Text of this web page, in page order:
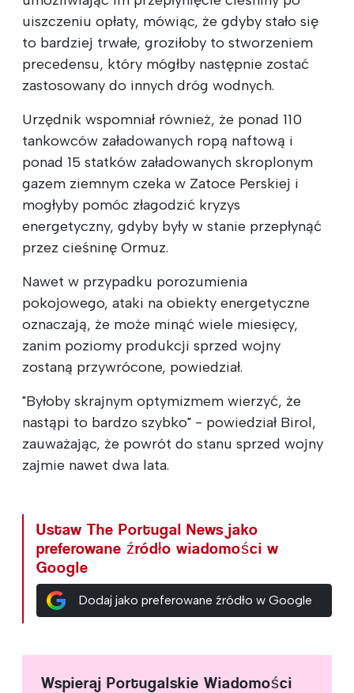
uiszczeniu opłaty, mówiąc, że gdyby stało się
to bardziej trwałe, groziłoby to stworzeniem
precedensu, który mógłby następnie zostać
zastosowany do innych dróg wodnych.
Urzędnik wspomniał również, że ponad 110
tankowców załadowanych ropą naftową i
ponad 15 statków załadowanych skroplonym
gazem ziemnym czeka w Zatoce Perskiej i
mogłyby pomóc złagodzić kryzys
energetyczny, gdyby były w stanie przepłynąć
przez cieśninę Ormuz.
Nawet w przypadku porozumienia
pokojowego, ataki na obiekty energetyczne
oznaczają, że może minąć wiele miesięcy,
zanim poziomy produkcji sprzed wojny
zostaną przywrócone, powiedział.
"Byłoby skrajnym optymizmem wierzyć, że
nastąpi to bardzo szybko" - powiedział Birol,
zauważając, że powrót do stanu sprzed wojny
zajmie nawet dwa lata.
Ustaw The Portugal News jako
preferowane źródło wiadomości w
Google
Dodaj jako preferowane źródło w Google
Wspieraj Portugalskie Wiadomości